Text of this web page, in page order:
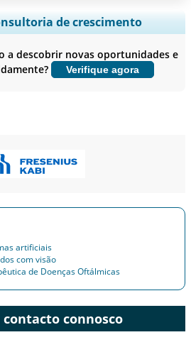
e por país, Análise de segmentos,
competitivo, e insights sobre o
agora
de crescimento
a descobrir novas oportunidades e
Verifique agora
artificiais
com visão
de Doenças Oftálmicas
connosco